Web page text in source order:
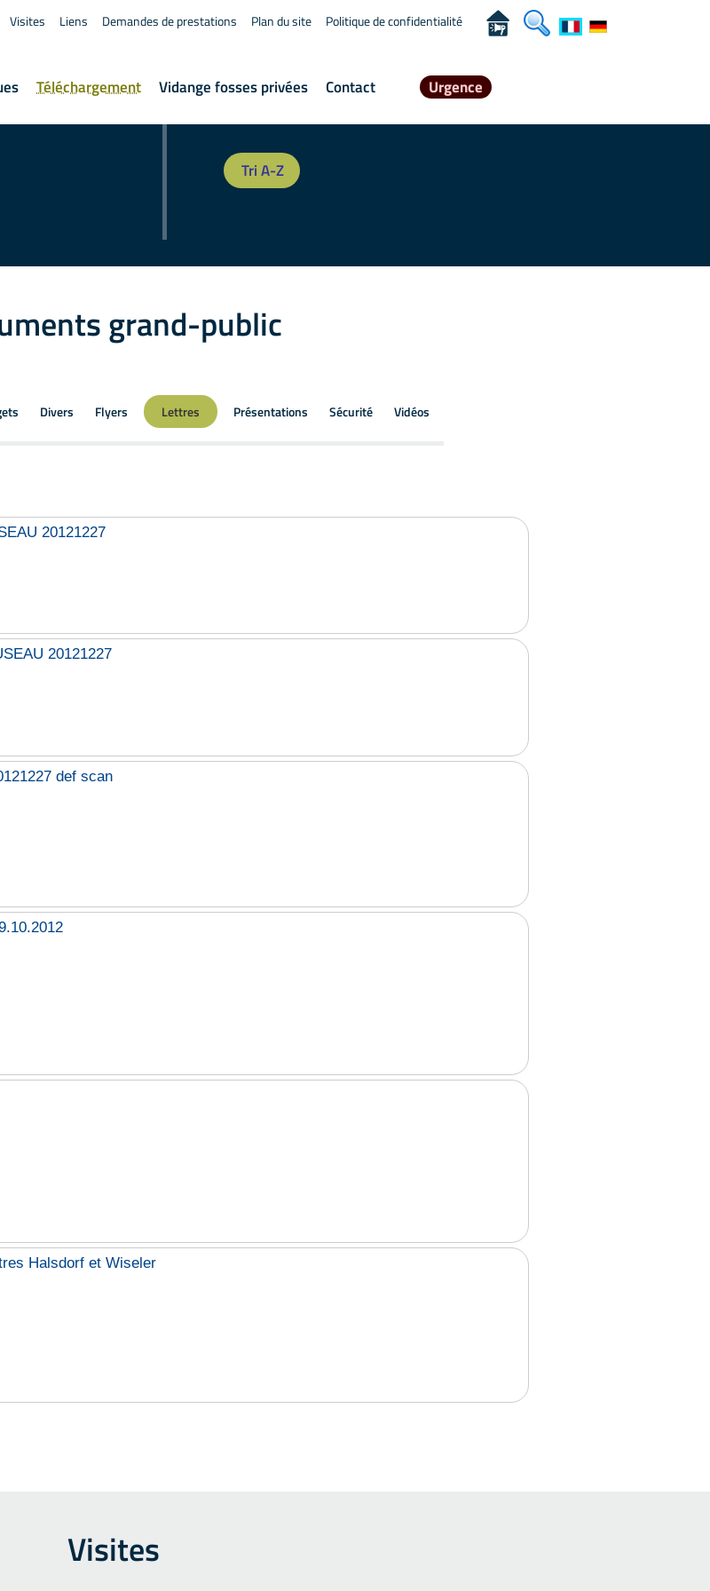
Téléchargement Vidange fosses privées Contact Urgence
Visites Liens Demandes de prestations Plan du site Politique de confidentialité
Tri A-Z
grand-public
Divers Flyers Lettres Présentations Sécurité Vidéos
20121227
20121227
def scan
Halsdorf et Wiseler
Visites